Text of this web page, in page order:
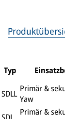
Typ
SDLL Primär &
Yaw
Primär &